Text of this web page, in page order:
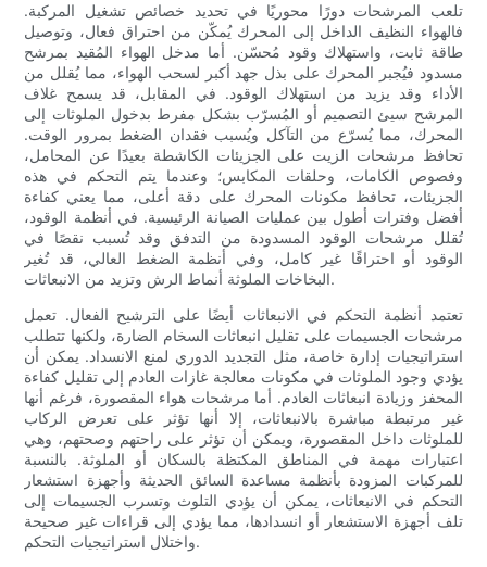
تلعب المرشحات دورًا محوريًا في تحديد خصائص تشغيل المركبة.
فالهواء النظيف الداخل إلى المحرك يُمكّن من احتراق فعال، وتوصيل
طاقة ثابت، واستهلاك وقود مُحسّن. أما مدخل الهواء المُقيد بمرشح
مسدود فيُجبر المحرك على بذل جهد أكبر لسحب الهواء، مما يُقلل من
الأداء وقد يزيد من استهلاك الوقود. في المقابل، قد يسمح غلاف
المرشح سيئ التصميم أو المُسرّب بشكل مفرط بدخول الملوثات إلى
المحرك، مما يُسرّع من التآكل ويُسبب فقدان الضغط بمرور الوقت.
تحافظ مرشحات الزيت على الجزيئات الكاشطة بعيدًا عن المحامل،
وفصوص الكامات، وحلقات المكابس؛ وعندما يتم التحكم في هذه
الجزيئات، تحافظ مكونات المحرك على دقة أعلى، مما يعني كفاءة
أفضل وفترات أطول بين عمليات الصيانة الرئيسية. في أنظمة الوقود،
تُقلل مرشحات الوقود المسدودة من التدفق وقد تُسبب نقصًا في
الوقود أو احتراقًا غير كامل، وفي أنظمة الضغط العالي، قد تُغير
البخاخات الملوثة أنماط الرش وتزيد من الانبعاثات.
تعتمد أنظمة التحكم في الانبعاثات أيضًا على الترشيح الفعال. تعمل
مرشحات الجسيمات على تقليل انبعاثات السخام الضارة، ولكنها تتطلب
استراتيجيات إدارة خاصة، مثل التجديد الدوري لمنع الانسداد. يمكن أن
يؤدي وجود الملوثات في مكونات معالجة غازات العادم إلى تقليل كفاءة
المحفز وزيادة انبعاثات العادم. أما مرشحات هواء المقصورة، فرغم أنها
غير مرتبطة مباشرة بالانبعاثات، إلا أنها تؤثر على تعرض الركاب
للملوثات داخل المقصورة، ويمكن أن تؤثر على راحتهم وصحتهم، وهي
اعتبارات مهمة في المناطق المكتظة بالسكان أو الملوثة. بالنسبة
للمركبات المزودة بأنظمة مساعدة السائق الحديثة وأجهزة استشعار
التحكم في الانبعاثات، يمكن أن يؤدي التلوث وتسرب الجسيمات إلى
تلف أجهزة الاستشعار أو انسدادها، مما يؤدي إلى قراءات غير صحيحة
واختلال استراتيجيات التحكم.